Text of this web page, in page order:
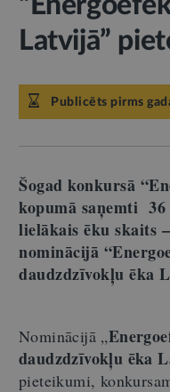
Latvijā”
Publicēts pirms
Šogad konkursā
kopumā saņemti
lielākais ēku skaits
nominācijā
daudzdzīvokļu ēka
Nominācijā „
daudzdzīvokļu ēka
pieteikumi,